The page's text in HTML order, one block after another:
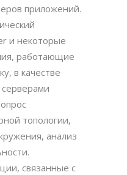
приложений.
и некоторые
работающие
в качестве
топологии,
анализ
связанные с